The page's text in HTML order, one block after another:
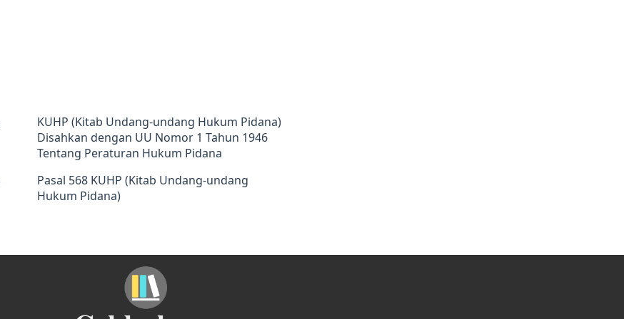
KUHP (Kitab Undang-undang Hukum Pidana)
Disahkan dengan UU Nomor 1 Tahun 1946
Tentang Peraturan Hukum Pidana
Pasal 568 KUHP (Kitab Undang-undang
Hukum Pidana)